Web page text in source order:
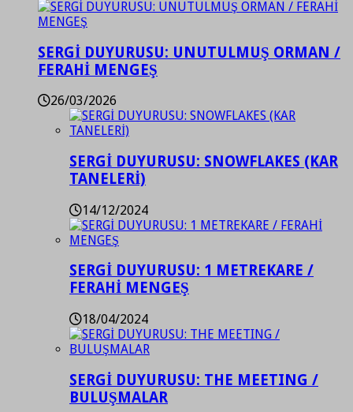
SERGİ DUYURUSU: UNUTULMUŞ ORMAN /
FERAHİ MENGEŞ
26/03/2026
SERGİ DUYURUSU: SNOWFLAKES (KAR
TANELERİ)
14/12/2024
SERGİ DUYURUSU: 1 METREKARE /
FERAHİ MENGEŞ
18/04/2024
SERGİ DUYURUSU: THE MEETING /
BULUŞMALAR